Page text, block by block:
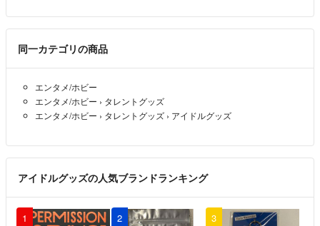
同一カテゴリの商品
エンタメ/ホビー
エンタメ/ホビー › タレントグッズ
エンタメ/ホビー › タレントグッズ › アイドルグッズ
アイドルグッズの人気ブランドランキング
1 2 3